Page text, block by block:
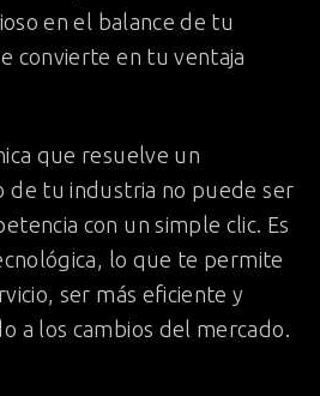
en el balance de tu
convierte en tu ventaja
que resuelve un
de tu industria no puede ser
con un simple clic. Es
lo que te permite
ser más eficiente y
a los cambios del mercado.